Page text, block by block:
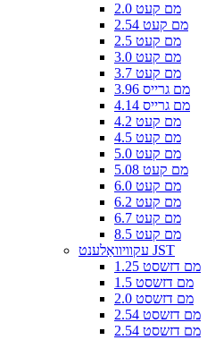
2.0 מם קעט
2.54 מם קעט
2.5 מם קעט
3.0 מם קעט
3.7 מם קעט
3.96 מם גרייס
4.14 מם גרייס
4.2 מם קעט
4.5 מם קעט
5.0 מם קעט
5.08 מם קעט
6.0 מם קעט
6.2 מם קעט
6.7 מם קעט
8.5 מם קעט
עקוויוואַלענט JST
1.25 מם דזשסט
1.5 מם דזשסט
2.0 מם דזשסט
2.54 מם דזשסט
2.54 מם דזשסט